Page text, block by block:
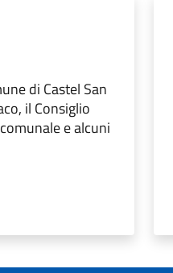
di Castel San
il Consiglio
e alcuni